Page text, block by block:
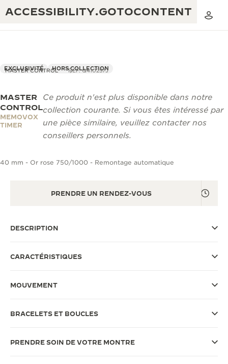
ACCESSIBILITY.GOTOCONTENT
GARANTIE JAEGER-LECOULTRE
GARANTIE DES MONTRES
THE GOLDEN RATIO MUSICAL SHOW
THE REVERSO 1931 CAFÉ
EXPOSITION « THE PERPETUAL
LE PIONNIER DE LA PRÉCISION
EXCELLENCE : PLUS DE 190 ANS
CRÉATIVITÉ : PLUS DE 430 BREVETS
SAVOIR-FAIRE : 108 MÉTIERS
MASTER CONTROL REF. Q410257J
EXCLUSIVITÉ HORS COLLECTION
MASTER
CONTROL
MEMOVOX
TIMER
Ce produit n'est plus disponible dans notre
collection courante. Si vous êtes intéressé par
une pièce similaire, veuillez contacter nos
conseillers personnels.
40 mm - Or rose 750/1000 - Remontage automatique
PRENDRE UN RENDEZ-VOUS
DESCRIPTION
CARACTÉRISTIQUES
MOUVEMENT
BRACELETS ET BOUCLES
PRENDRE SOIN DE VOTRE MONTRE